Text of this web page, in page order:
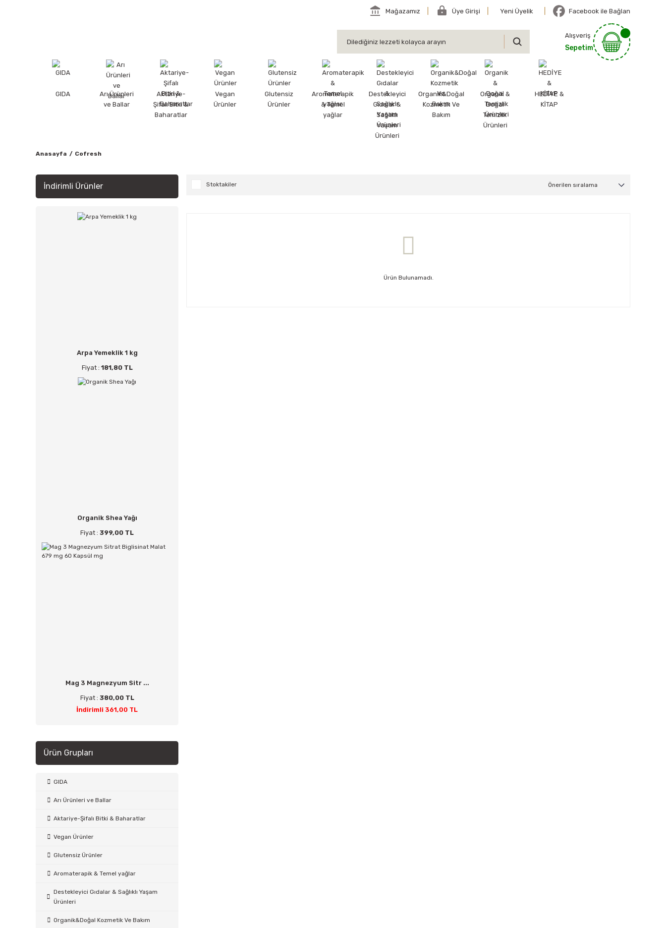
Mağazamız Üye Girişi Yeni Üyelik Facebook ile Bağlan
Alışveriş
Sepetim
GIDA
Arı Ürünleri
ve Ballar
Aktariye-
Şifalı Bitki &
Baharatlar
Vegan
Ürünler
Glutensiz
Ürünler
Aromaterapik
& Temel
yağlar
Destekleyici
Gıdalar &
Sağlıklı
Yaşam
Ürünleri
Organik&Doğal
Kozmetik Ve
Bakım
Organik &
Doğal
Temizlik
Ürünleri
HEDİYE &
KİTAP
Anasayfa Cofresh
İndirimli Ürünler
Arpa Yemeklik 1 kg
Fiyat : 181,80 TL
Organik Shea Yağı
Fiyat : 399,00 TL
Mag 3 Magnezyum Sitr ...
Fiyat : 380,00 TL
İndirimli 361,00 TL
Ürün Grupları
GIDA
Arı Ürünleri ve Ballar
Aktariye-Şifalı Bitki & Baharatlar
Vegan Ürünler
Glutensiz Ürünler
Aromaterapik & Temel yağlar
Destekleyici Gıdalar & Sağlıklı Yaşam
Ürünleri
Organik&Doğal Kozmetik Ve Bakım
Stoktakiler
Ürün Bulunamadı.